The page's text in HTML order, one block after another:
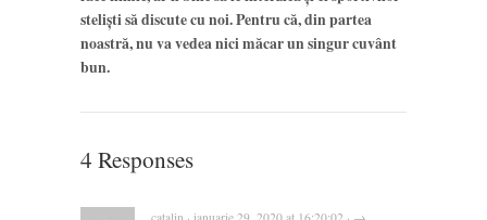
steliști să discute cu noi. Pentru că, din partea
noastră, nu va vedea nici măcar un singur cuvânt
bun.
4 Responses